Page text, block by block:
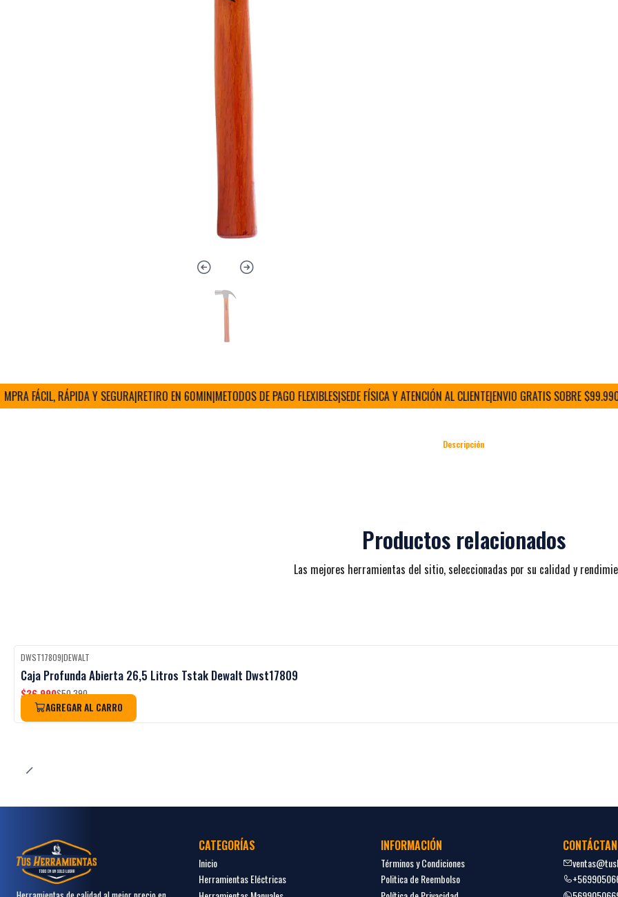
FÁCIL, RÁPIDA Y SEGURA|RETIRO EN 60MIN|METODOS DE PAGO FLEXIBLES|SEDE FÍSICA Y ATENCIÓN AL CLIENTE|ENVIO GRATIS SOBRE $99.990
Descripción
Productos relacionados
Las mejores herramientas del sitio, seleccionadas por su calidad y
-27%OFF
DWST17809|DEWALT
Caja Profunda Abierta 26,5 Litros Tstak Dewalt Dwst17809
$36.990$50.390
AGREGAR AL CARRO
CATEGORÍAS
Inicio
Herramientas Eléctricas
INFORMACIÓN
Términos y Condiciones
Politica de Reembolso